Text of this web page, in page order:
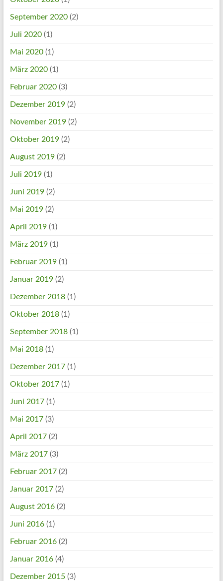
September 2020(2)
Juli 2020(1)
Mai 2020(1)
März 2020(1)
Februar 2020(3)
Dezember 2019(2)
November 2019(2)
Oktober 2019(2)
August 2019(2)
Juli 2019(1)
Juni 2019(2)
Mai 2019(2)
April 2019(1)
März 2019(1)
Februar 2019(1)
Januar 2019(2)
Dezember 2018(1)
Oktober 2018(1)
September 2018(1)
Mai 2018(1)
Dezember 2017(1)
Oktober 2017(1)
Juni 2017(1)
Mai 2017(3)
April 2017(2)
März 2017(3)
Februar 2017(2)
Januar 2017(2)
August 2016(2)
Juni 2016(1)
Februar 2016(2)
Januar 2016(4)
Dezember 2015(3)